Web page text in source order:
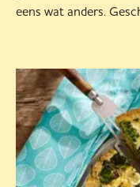
eens wat anders.